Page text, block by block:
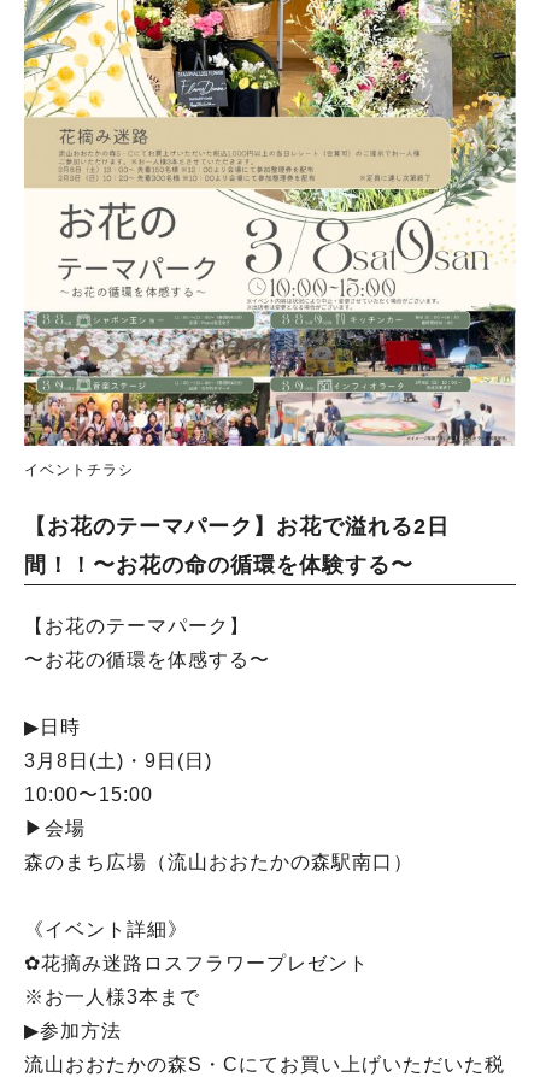
イベントチラシ
【お花のテーマパーク】お花で溢れる2日
間！！〜お花の命の循環を体験する〜
【お花のテーマパーク】
〜お花の循環を体感する〜
▶︎日時
3月8日(土)・9日(日)
10:00〜15:00
▶︎会場
森のまち広場（流山おおたかの森駅南口）
《イベント詳細》
✿花摘み迷路ロスフラワープレゼント
※お一人様3本まで
▶︎参加方法
流山おおたかの森S・Cにてお買い上げいただいた税